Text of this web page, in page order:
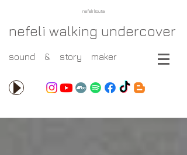
nefeli liouta
nefeli walking undercover
sound & story maker